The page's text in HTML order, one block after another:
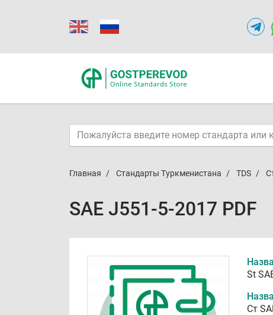
Главная Стандарты Туркменистана TDS
SAE J551-5-2017 PDF
St
Ст